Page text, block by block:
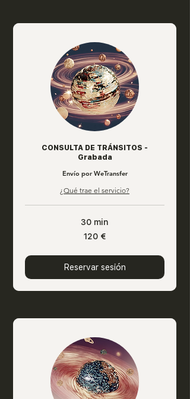
CONSULTA DE TRÁNSITOS -
Grabada
Envío por WeTransfer
¿Qué trae el servicio?
30 min
120 €
Reservar sesión